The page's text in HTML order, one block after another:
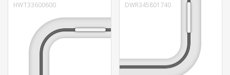
HWT33600600 DWR345801740